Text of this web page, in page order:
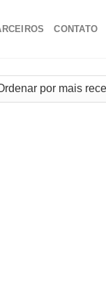
CONTATO